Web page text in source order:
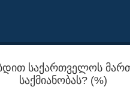
საქართველოს
საქმიანობას? (%)